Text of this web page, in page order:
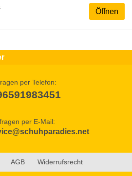
Öffnen
per Telefon:
per E-Mail:
AGB Widerrufsrecht